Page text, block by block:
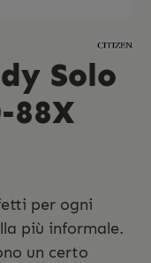
Solo
88X
per ogni
più informale.
un certo